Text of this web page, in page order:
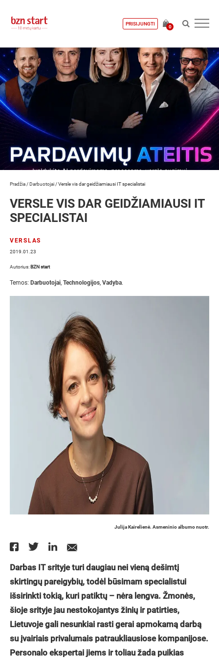
PRISIJUNGTI
0
Pradžia /Darbuotojai /Versle vis dar geidžiamiausi IT specialistai
VERSLE VIS DAR GEIDŽIAMIAUSI IT
SPECIALISTAI
VERSLAS
2019.01.23
Autorius: BZN start
Temos: Darbuotojai, Technologijos, Vadyba.
Julija Kairelienė. Asmeninio albumo nuotr.
Darbas IT srityje turi daugiau nei vieną dešimtį
skirtingų pareigybių, todėl būsimam specialistui
išsirinkti tokią, kuri patiktų – nėra lengva. Žmonės,
šioje srityje jau nestokojantys žinių ir patirties,
Lietuvoje gali nesunkiai rasti gerai apmokamą darbą
su įvairiais privalumais patraukliausiose kompanijose.
Personalo ekspertai jiems ir toliau žada puikias